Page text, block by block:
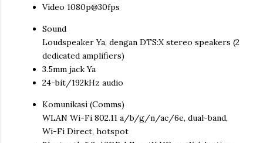
Video 1080p@30fps
Sound
Loudspeaker Ya, dengan DTS:X stereo speakers (2
dedicated amplifiers)
3.5mm jack Ya
24-bit/192kHz audio
Komunikasi (Comms)
WLAN Wi-Fi 802.11 a/b/g/n/ac/6e, dual-band,
Wi-Fi Direct, hotspot